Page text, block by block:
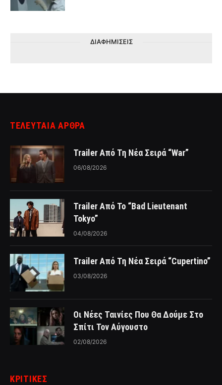
ΔΙΑΦΗΜΙΣΕΙΣ
ΤΕΛΕΥΤΑΙΑ ΑΡΘΡΑ
Trailer Από Τη Νέα Σειρά “War”
06/08/2026
Trailer Από Το “Bad Lieutenant
Tokyo”
04/08/2026
Trailer Από Τη Νέα Σειρά “Cupertino”
03/08/2026
Οι Νέες Ταινίες Που Θα Δούμε Στο
Σπίτι Τον Αύγουστο
02/08/2026
ΚΡΙΤΙΚΈΣ